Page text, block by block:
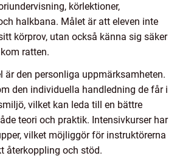
körlektioner,
halkbana. Målet är att eleven inte
körprov, utan också känna sig säker
ratten.
är den personliga uppmärksamheten.
den individuella handledning de får i
vilket kan leda till en bättre
teori och praktik. Intensivkurser har
vilket möjliggör för instruktörerna
återkoppling och stöd.